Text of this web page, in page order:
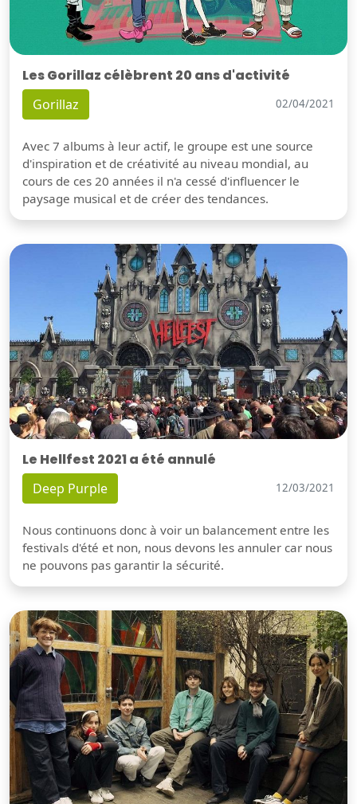
Les Gorillaz célèbrent 20 ans d'activité
Gorillaz 02/04/2021
Avec 7 albums à leur actif, le groupe est une source
d'inspiration et de créativité au niveau mondial, au
cours de ces 20 années il n'a cessé d'influencer le
paysage musical et de créer des tendances.
Le Hellfest 2021 a été annulé
Deep Purple 12/03/2021
Nous continuons donc à voir un balancement entre les
festivals d'été et non, nous devons les annuler car nous
ne pouvons pas garantir la sécurité.